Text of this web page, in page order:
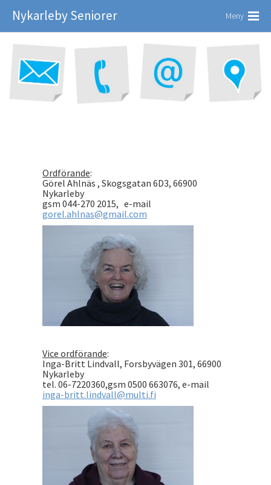
Nykarleby Seniorer Meny
Ordförande:
Görel Ahlnäs , Skogsgatan 6D3, 66900
Nykarleby
gsm 044-270 2015, e-mail
gorel.ahlnas@gmail.com
Vice ordförande:
Inga-Britt Lindvall, Forsbyvägen 301, 66900
Nykarleby
tel. 06-7220360,gsm 0500 663076, e-mail
inga-britt.lindvall@multi.fi